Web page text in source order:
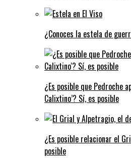
¿Conoces la estela de
¿Es posible que Pedroche
Calixtino’? Sí, es posible
¿Es posible relacionar el
posible